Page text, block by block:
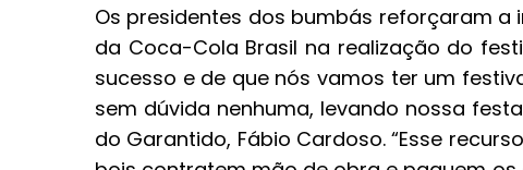
Os presidentes dos bumbás reforçaram
da Coca-Cola Brasil na realização do
sucesso e de que nós vamos ter um
sem dúvida nenhuma, levando nossa
do Garantido, Fábio Cardoso. “Esse